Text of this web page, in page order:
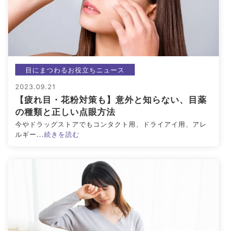
目の基礎知識
目のことを楽しく
学ぶイベント情報
アイメイク・
アイケア
見えない・見えづ
らい方への
お役立ち情報
目のご利益
#北欧 #アントシアニン
#メノコト #メノコト神社
#子どもの視力低下 #目の健康
目にまつわるお役立ちニュース
2023.09.21
【疲れ目・花粉対策も】意外と知らない、目薬
の種類と正しい点眼方法
今やドラッグストアでもコンタクト用、ドライアイ用、アレ
ルギー...続きを読む